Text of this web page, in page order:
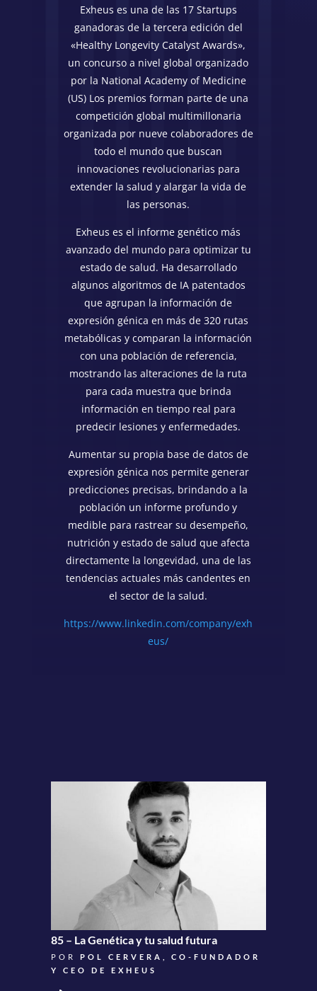
Exheus es una de las 17 Startups
ganadoras de la tercera edición del
«Healthy Longevity Catalyst Awards»,
un concurso a nivel global organizado
por la National Academy of Medicine
(US) Los premios forman parte de una
competición global multimillonaria
organizada por nueve colaboradores de
todo el mundo que buscan
innovaciones revolucionarias para
extender la salud y alargar la vida de
las personas.
Exheus es el informe genético más
avanzado del mundo para optimizar tu
estado de salud. Ha desarrollado
algunos algoritmos de IA patentados
que agrupan la información de
expresión génica en más de 320 rutas
metabólicas y comparan la información
con una población de referencia,
mostrando las alteraciones de la ruta
para cada muestra que brinda
información en tiempo real para
predecir lesiones y enfermedades.
Aumentar su propia base de datos de
expresión génica nos permite generar
predicciones precisas, brindando a la
población un informe profundo y
medible para rastrear su desempeño,
nutrición y estado de salud que afecta
directamente la longevidad, una de las
tendencias actuales más candentes en
el sector de la salud.
https://www.linkedin.com/company/exh
eus/
85 – La Genética y tu salud futura
POR POL CERVERA, CO-FUNDADOR
Y CEO DE EXHEUS